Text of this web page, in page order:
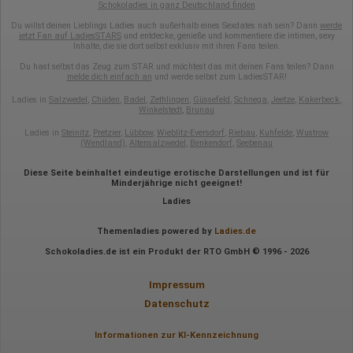
übertragen und dort gekürzt. Die von dem Browser des Nutzers
übermittelte IP-Adresse wird nicht mit anderen Daten von Google
zusammengeführt.
Erhobene Informationen zum Besucherverhalten sind folgende:
Herkunft (Land und Stadt)
Gerät (PC, Tablet-PC oder Smartphone)
Browser und alle verwendeten Add-ons
Besucherquelle (Facebook, Suchmaschine oder
verweisende Webseite)
Welche Dateien wurden heruntergeladen?
Wurden Werbebanner angeklickt?
Wohin ging der Besucher? Klickte er auf weitere Seiten des
Portals oder hat er sie komplett verlassen?
Europäische Union & USA
Schokoladies in ganz Deutschland finden
Du willst deinen Lieblings Ladies auch außerhalb eines Sexdates nah sein? Dann werde
jetzt Fan auf LadiesSTARSund entdecke, genieße und kommentiere die intimen, sexy
Inhalte, die sie dort selbst exklusiv mit ihren Fans teilen.
Du hast selbst das Zeug zum STAR und möchtest das mit deinen Fans teilen? Dann
melde dich einfach an und werde selbst zum LadiesSTAR!
Ladies in Salzwedel , Chüden, Badel , Zethlingen, Güssefeld , Schnega, Jeetze, Kakerbeck,
Winkelstedt, Brunau
Ladies in Steinitz, Pretzier, Lübbow, Wieblitz-Eversdorf, Riebau, Kuhfelde, Wustrow
(Wendland), Altensalzwedel , Benkendorf, Seebenau
Diese Seite beinhaltet eindeutige erotische Darstellungen und ist für
Minderjährige nicht geeignet!
Ladies
Themenladies powered by Ladies.de
Schokoladies.de ist ein Produkt der RTO GmbH © 1996 - 2026
Impressum
Datenschutz
Informationen zur KI-Kennzeichnung